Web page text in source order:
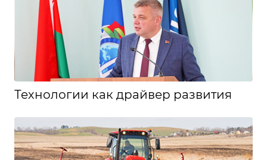
Технологии как драйвер развития